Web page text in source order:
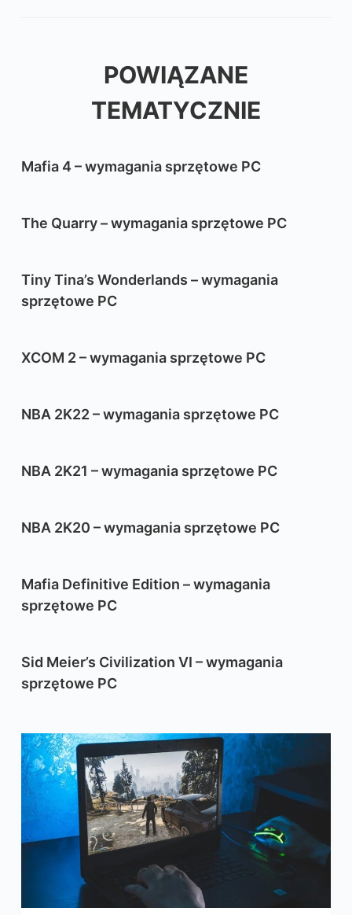
POWIĄZANE
TEMATYCZNIE
Mafia 4 – wymagania sprzętowe PC
The Quarry – wymagania sprzętowe PC
Tiny Tina’s Wonderlands – wymagania
sprzętowe PC
XCOM 2 – wymagania sprzętowe PC
NBA 2K22 – wymagania sprzętowe PC
NBA 2K21 – wymagania sprzętowe PC
NBA 2K20 – wymagania sprzętowe PC
Mafia Definitive Edition – wymagania
sprzętowe PC
Sid Meier’s Civilization VI – wymagania
sprzętowe PC